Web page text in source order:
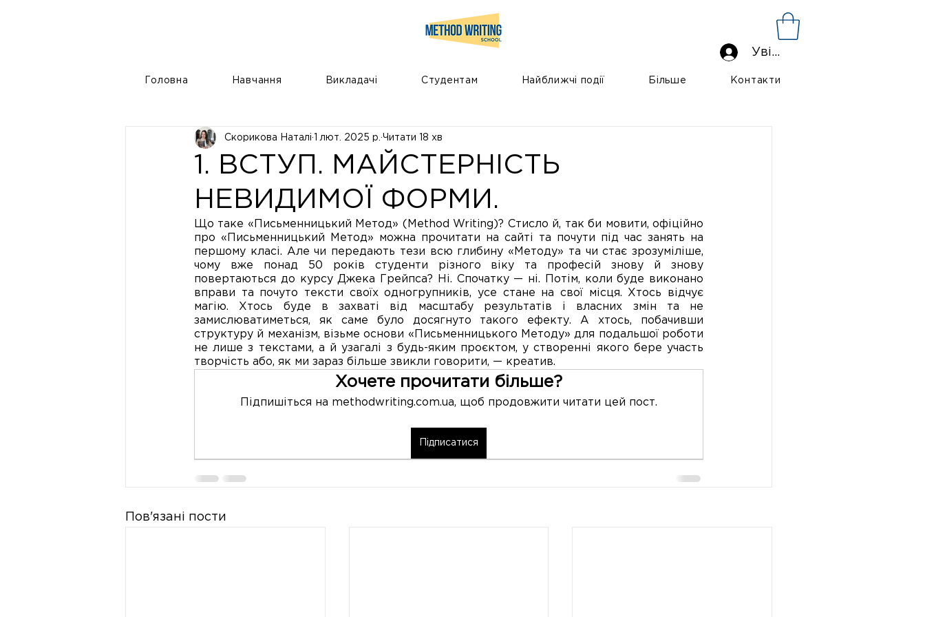
Головна Навчання Викладачі Студентам Найближчі події Більше Контакти
Увійти
1. ВСТУП. МАЙСТЕРНІСТЬ
НЕВИДИМОЇ ФОРМИ.
Скорикова Наталі 1 лют. 2025 р. Читати 18 хв
Що таке «Письменницький Метод» (Method Writing)? Стисло й, так би мовити, офіційно
про «Письменницький Метод» можна прочитати на сайті та почути під час занять на
першому класі. Але чи передають тези всю глибину «Методу» та чи стає зрозуміліше,
чому вже понад 50 років студенти різного віку та професій знову й знову
повертаються до курсу Джека Грейпса? Ні. Спочатку — ні. Потім, коли буде виконано
вправи та почуто тексти своїх одногрупників, усе стане на свої місця. Хтось відчує
магію. Хтось буде в захваті від масштабу результатів і власних змін та не
замислюватиметься, як саме було досягнуто такого ефекту. А хтось, побачивши
структуру й механізм, візьме основи «Письменницького Методу» для подальшої роботи
не лише з текстами, а й узагалі з будь-яким проєктом, у створенні якого бере участь
творчість або, як ми зараз більше звикли говорити, — креатив.
Хочете прочитати більше?
Підпишіться на methodwriting.com.ua, щоб продовжити читати цей пост.
Підписатися
Пов'язані пости